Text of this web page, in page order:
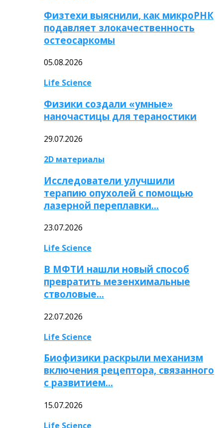
Физтехи выяснили, как микроРНК
подавляет злокачественность
остеосаркомы
05.08.2026
Life Science
Физики создали «умные»
наночастицы для тераностики
29.07.2026
2D материалы
Исследователи улучшили
терапию опухолей с помощью
лазерной переплавки…
23.07.2026
Life Science
В МФТИ нашли новый способ
превратить мезенхимальные
стволовые…
22.07.2026
Life Science
Биофизики раскрыли механизм
включения рецептора, связанного
с развитием…
15.07.2026
Life Science